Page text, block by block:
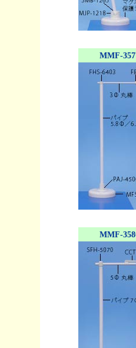
MMF-
MMF-